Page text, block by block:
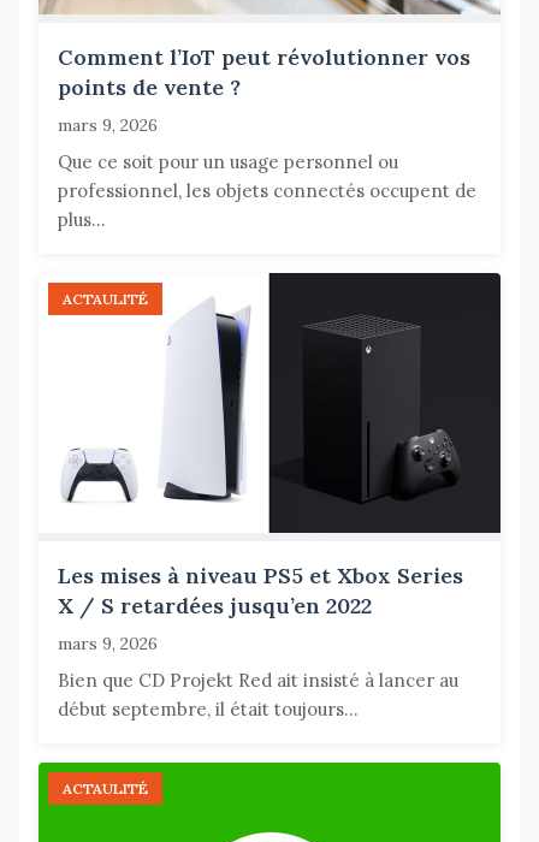
Comment l’IoT peut révolutionner vos
points de vente ?
mars 9, 2026
Que ce soit pour un usage personnel ou
professionnel, les objets connectés occupent de
plus...
ACTAULITÉ
Les mises à niveau PS5 et Xbox Series
X / S retardées jusqu’en 2022
mars 9, 2026
Bien que CD Projekt Red ait insisté à lancer au
début septembre, il était toujours...
ACTAULITÉ